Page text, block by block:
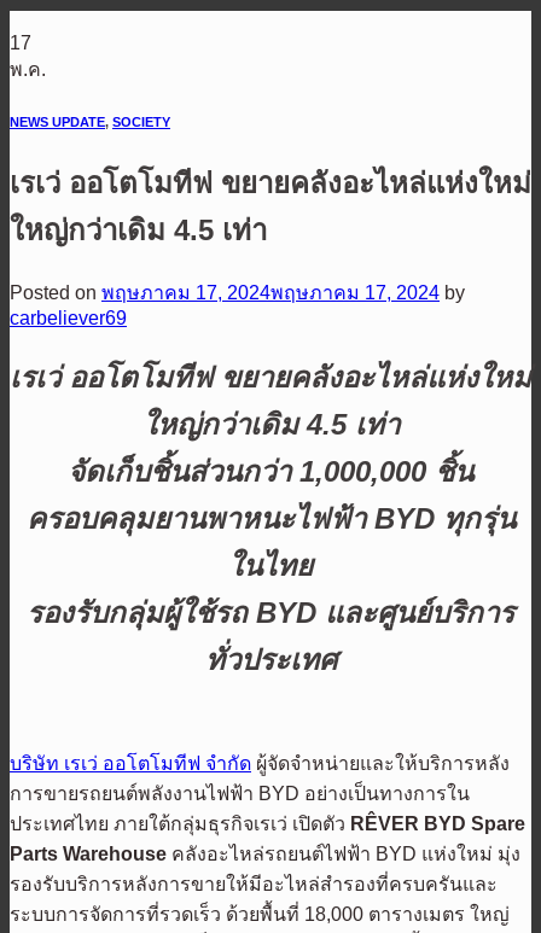
17
พ.ค.
NEWS UPDATE, SOCIETY
เรเว่ ออโตโมทีฟ ขยายคลังอะไหล่แห่งใหม่
ใหญ่กว่าเดิม 4.5 เท่า
Posted on พฤษภาคม 17, 2024พฤษภาคม 17, 2024 by
carbeliever69
เรเว่ ออโตโมทีฟ ขยายคลังอะไหล่แห่งใหม่
ใหญ่กว่าเดิม4.5 เท่า
จัดเก็บชิ้นส่วนกว่า 1,000,000 ชิ้น
ครอบคลุมยานพาหนะไฟฟ้า BYD ทุกรุ่น
ในไทย
รองรับกลุ่มผู้ใช้รถ BYD และศูนย์บริการ
ทั่วประเทศ
บริษัท เรเว่ ออโตโมทีฟ จำกัด ผู้จัดจําหน่ายและให้บริการหลัง
การขายรถยนต์พลังงานไฟฟ้า BYD อย่างเป็นทางการใน
ประเทศไทย ภายใต้กลุ่มธุรกิจเรเว่ เปิดตัว R ÊVER BYD Spare
Parts Warehouse คลังอะไหล่รถยนต์ไฟฟ้า BYD แห่งใหม่ มุ่ง
รองรับบริการหลังการขายให้มีอะไหล่สำรองที่ครบครันและ
ระบบการจัดการที่รวดเร็ว ด้วยพื้นที่ 18,000 ตารางเมตร ใหญ่